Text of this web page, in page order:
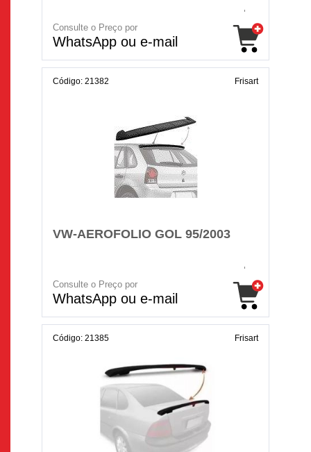
Consulte o Preço por
WhatsApp ou e-mail
Código: 21382 Frisart
VW-AEROFOLIO GOL 95/2003
Consulte o Preço por
WhatsApp ou e-mail
Código: 21385 Frisart